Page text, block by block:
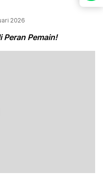
2026
Peran Pemain!